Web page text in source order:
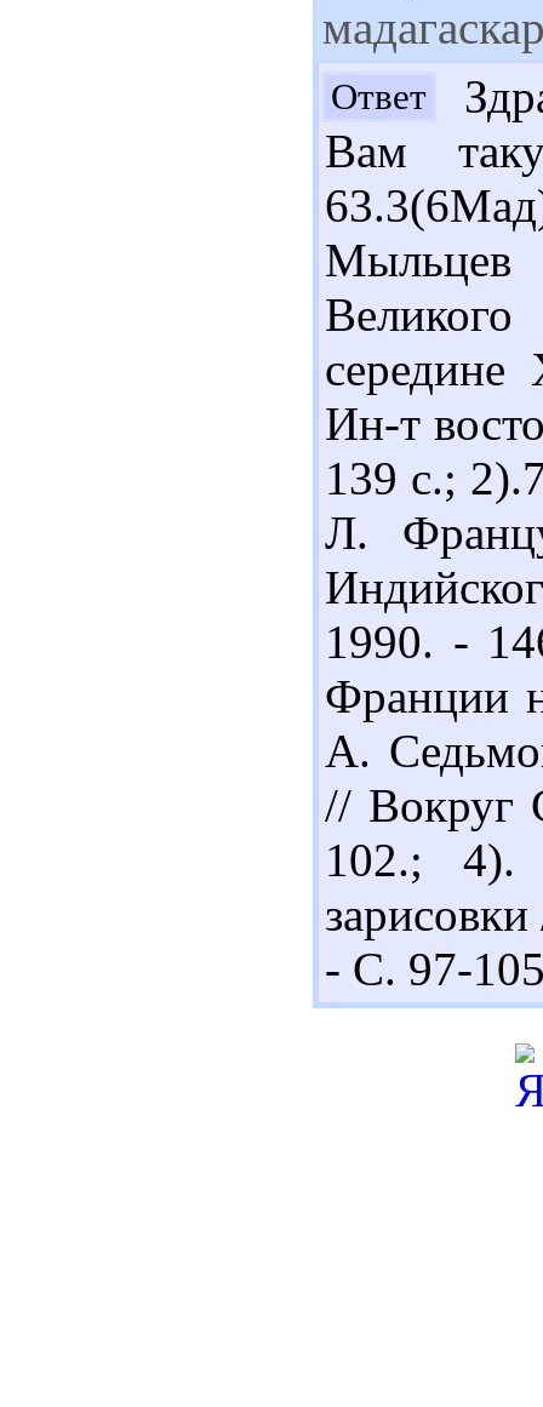
Ответ
Вам
Ин-т
139 с.;
Л.
1990. -
Франции
А.
// Вокруг
102.; 4).
- С. 97-